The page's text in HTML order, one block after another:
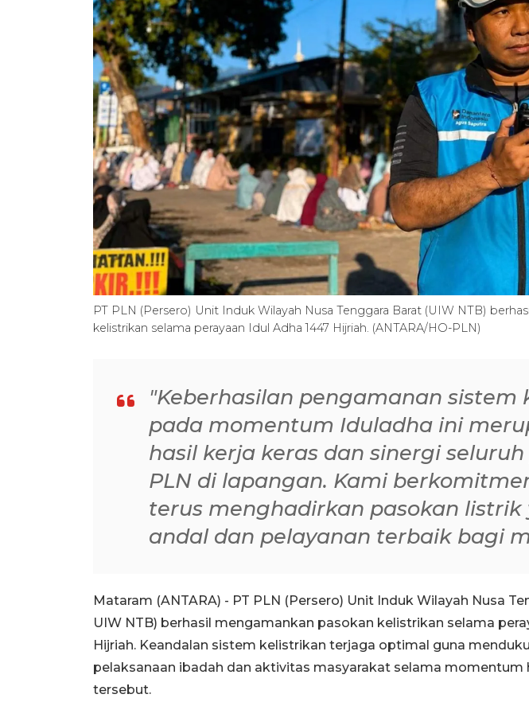
PT PLN (Persero) Unit Induk Wilayah Nusa Tenggara Barat (UIW NTB)
kelistrikan selama perayaan Idul Adha 1447 Hijriah. (ANTARA/HO-PLN)
"Keberhasilan pengamanan sistem
pada momentum Iduladha ini
hasil kerja keras dan sinergi
PLN di lapangan. Kami
terus menghadirkan pasokan listrik
andal dan pelayanan terbaik bagi
Mataram (ANTARA) - PT PLN (Persero) Unit Induk Wilayah Nusa
UIW NTB) berhasil mengamankan pasokan kelistrikan selama
Hijriah. Keandalan sistem kelistrikan terjaga optimal guna
pelaksanaan ibadah dan aktivitas masyarakat selama momentum
tersebut.